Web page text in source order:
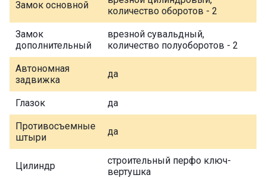
Замок основной
количество оборотов - 2
Замок
дополнительный
врезной сувальдный,
количество полуоборотов - 2
Автономная
задвижка
да
Глазок да
Противосъемные
штыри
да
Цилиндр
строительный перфо ключ-
вертушка